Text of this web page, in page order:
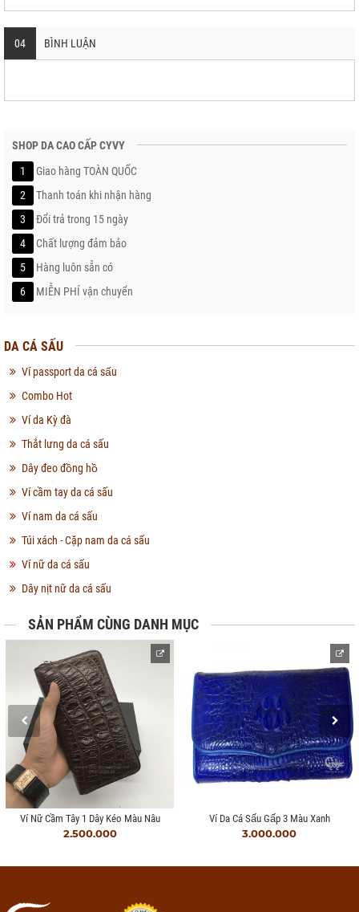
04 BÌNH LUẬN
SHOP DA CAO CẤP CYVY
1
Giao hàng TOÀN QUỐC
2
Thanh toán khi nhận hàng
3
Đổi trả trong 15 ngày
4
Chất lượng đảm bảo
5
Hàng luôn sẵn có
6
MIỄN PHÍ vận chuyển
DA CÁ SẤU
Ví passport da cá sấu
Combo Hot
Ví da Kỳ đà
Thắt lưng da cá sấu
Dây đeo đồng hồ
Ví cầm tay da cá sấu
Ví nam da cá sấu
Túi xách - Cặp nam da cá sấu
Ví nữ da cá sấu
Dây nịt nữ da cá sấu
SẢN PHẨM CÙNG DANH MỤC
Ví Nữ Cầm Tây 1 Dây Kéo Màu Nâu
2.500.000
Ví Da Cá Sấu Gấp 3 Màu Xanh
3.000.000